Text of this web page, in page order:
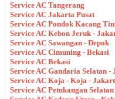
Service AC Tangerang
Service AC Jakarta Pusat
Service AC Pondok Kacang
Service AC Kebon Jeruk -
Service AC Sawangan - Depok
Service AC Cimuning - Bekasi
Service AC Bekasi
Service AC Gandaria Selatan -
Service AC Koja - Koja -
Service AC Petukangan